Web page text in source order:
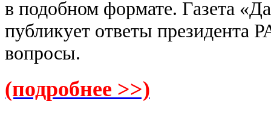
в подобном формате. Газета
публикует ответы президента
вопросы.
(подробнее >>)